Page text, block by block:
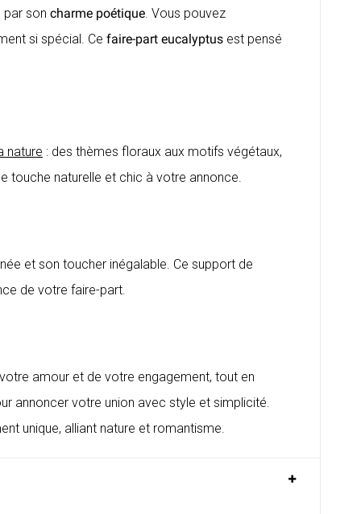
par son charme poétique. Vous pouvez
si spécial. Ce faire-part eucalyptus est pensé
nature : des thèmes floraux aux motifs végétaux,
touche naturelle et chic à votre annonce.
et son toucher inégalable. Ce support de
de votre faire-part.
amour et de votre engagement, tout en
annoncer votre union avec style et simplicité.
unique, alliant nature et romantisme.